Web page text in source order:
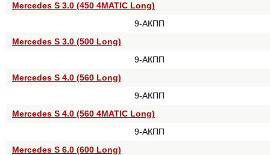
Mercedes S 3.0 (450 4MATIC Long)
9-АКПП
Mercedes S 3.0 (500 Long)
9-АКПП
Mercedes S 4.0 (560 Long)
9-АКПП
Mercedes S 4.0 (560 4MATIC Long)
9-АКПП
Mercedes S 6.0 (600 Long)